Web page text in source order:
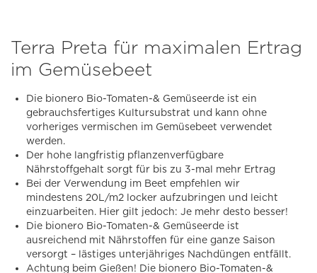
Terra Preta für maximalen Ertrag
im Gemüsebeet
Die bionero Bio-Tomaten-& Gemüseerde ist ein
gebrauchsfertiges Kultursubstrat und kann ohne
vorheriges vermischen im Gemüsebeet verwendet
werden.
Der hohe langfristig pflanzenverfügbare
Nährstoffgehalt sorgt für bis zu 3-mal mehr Ertrag
Bei der Verwendung im Beet empfehlen wir
mindestens 20L/m2 locker aufzubringen und leicht
einzuarbeiten. Hier gilt jedoch: Je mehr desto besser!
Die bionero Bio-Tomaten-& Gemüseerde ist
ausreichend mit Nährstoffen für eine ganze Saison
versorgt – lästiges unterjähriges Nachdüngen entfällt.
Achtung beim Gießen! Die bionero Bio-Tomaten-&